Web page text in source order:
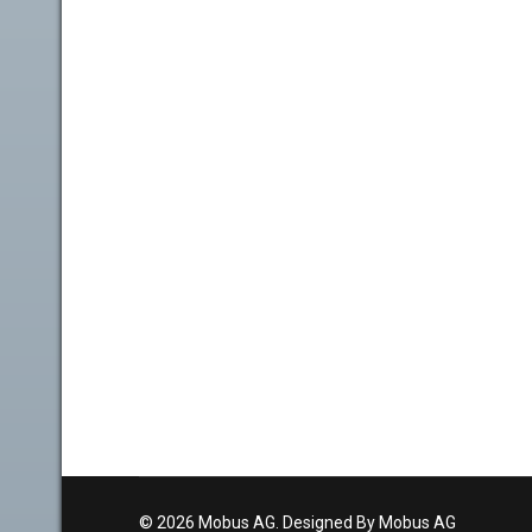
© 2026 Mobus AG. Designed By Mobus AG